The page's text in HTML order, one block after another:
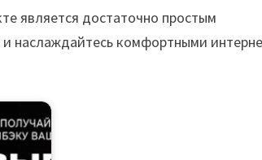
является достаточно простым
наслаждайтесь комфортными